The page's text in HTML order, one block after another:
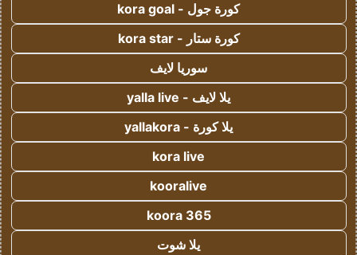
كورة جول - kora goal
كورة ستار - kora star
سوريا لايف
يلا لايف - yalla live
يلا كورة - yallakora
kora live
kooralive
koora 365
يلا شوت